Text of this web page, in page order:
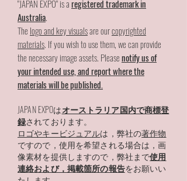
"JAPAN EXPO" is aregistered trademark in
Australia.
The logo and key visualsare ourcopyrighted
materials. If you wish to use them, we can provide
the necessary image assets. Pleasenotify us of
your intended use, and report where the
materials will be published.
JAPAN EXPOはオーストラリア国内で商標登
録されております。
ロゴやキービジュアルは，弊社の著作物
ですので， 使用を希望される場合は，画
像素材を提供しますので，弊社まで使用
連絡および，掲載箇所の報告をお願いい